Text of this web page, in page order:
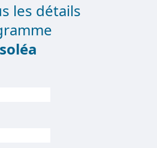
les détails